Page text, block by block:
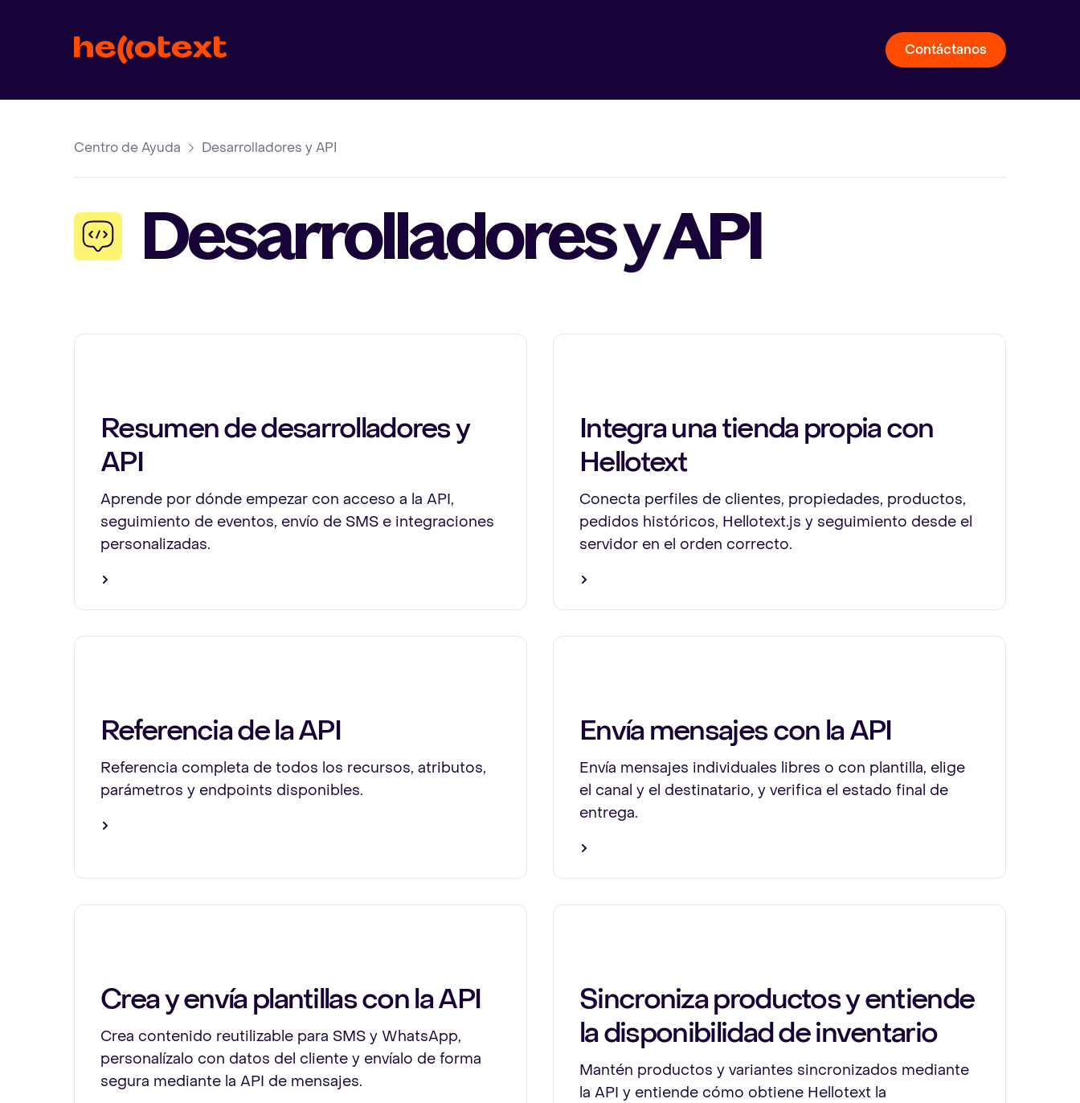
Contáctanos
Centro de Ayuda Desarrolladores y API
Desarrolladores y API
Resumen de desarrolladores y
API
Aprende por dónde empezar con acceso a la API,
seguimiento de eventos, envío de SMS e integraciones
personalizadas.
Integra una tienda propia con
Hellotext
Conecta perfiles de clientes, propiedades, productos,
pedidos históricos, Hellotext.js y seguimiento desde el
servidor en el orden correcto.
Referencia de la API
Referencia completa de todos los recursos, atributos,
parámetros y endpoints disponibles.
Envía mensajes con la API
Envía mensajes individuales libres o con plantilla, elige
el canal y el destinatario, y verifica el estado final de
entrega.
Crea y envía plantillas con la API
Crea contenido reutilizable para SMS y WhatsApp,
personalízalo con datos del cliente y envíalo de forma
segura mediante la API de mensajes.
Sincroniza productos y entiende
la disponibilidad de inventario
Mantén productos y variantes sincronizados mediante
la API y entiende cómo obtiene Hellotext la